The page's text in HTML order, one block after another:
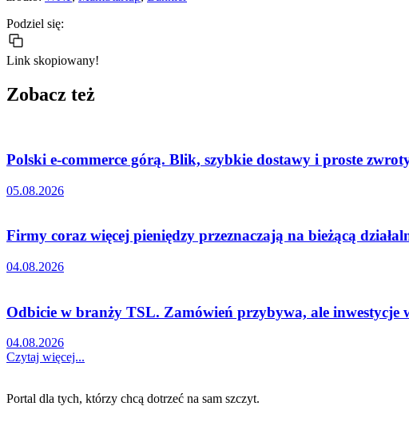
Podziel się:
Link skopiowany!
Zobacz też
Polski e-commerce górą. Blik, szybkie dostawy i proste
05.08.2026
Firmy coraz więcej pieniędzy przeznaczają na bieżącą
04.08.2026
Odbicie w branży TSL. Zamówień przybywa, ale inwestycje
04.08.2026
Czytaj więcej...
Portal dla tych, którzy chcą dotrzeć na sam szczyt.